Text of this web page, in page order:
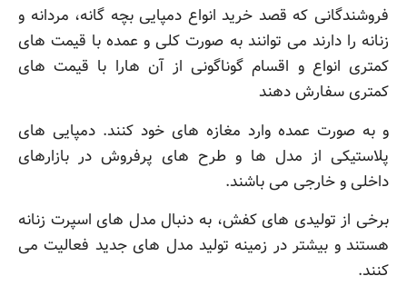
فروشندگانی که قصد خرید انواع دمپایی بچه گانه، مردانه و
زنانه را دارند می توانند به صورت کلی و عمده با قیمت های
کمتری انواع و اقسام گوناگونی از آن هارا با قیمت های
کمتری سفارش دهند
و به صورت عمده وارد مغازه های خود کنند. دمپایی های
پلاستیکی از مدل ها و طرح های پرفروش در بازارهای
داخلی و خارجی می باشند.
برخی از تولیدی های کفش، به دنبال مدل های اسپرت زنانه
هستند و بیشتر در زمینه تولید مدل های جدید فعالیت می
کنند.